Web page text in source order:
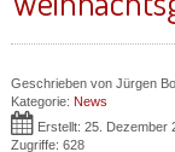
Geschrieben von Jürgen
Kategorie: News
Erstellt: 25. Dezember
Zugriffe: 628